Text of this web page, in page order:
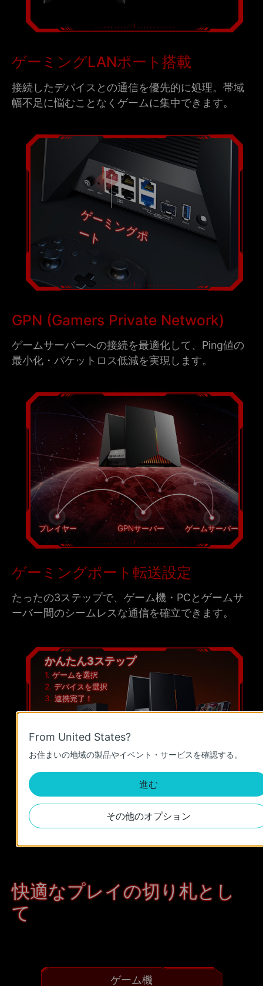
ゲーミングLANポート搭載
接続したデバイスとの通信を優先的に処理。帯域
幅不足に悩むことなくゲームに集中できます。
ゲ
ー
ミ
ン
グ
ポー
ト
GPN (Gamers Private Network)
ゲームサーバーへの接続を最適化して、Ping値の
最小化・パケットロス低減を実現します。
プレイヤー GPNサーバー ゲームサーバー
ゲーミングポート転送設定
たったの3ステップで、ゲーム機・PCとゲームサ
ーバー間のシームレスな通信を確立できます。
かんたん3ステップ
1. ゲームを選択
2. デバイスを選択
3. 連携完了！
快適なプレイの切り札とし
て
ゲーム機
From United States?
お住まいの地域の製品やイベント・サービスを確認する。
進む
その他のオプション